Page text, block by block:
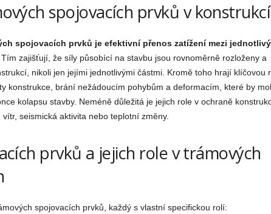
spojovacích prvků v
spojovacích prvků je efektivní přenos zatížení mezi
Tím zajišťují, že síly působící na stavbu jsou rovnoměrně rozloženy a
nikoli jen jejími jednotlivými částmi. Kromě toho hrají klíčovou
konstrukce, brání nežádoucím pohybům a deformacím, které by
kolapsu stavby. Neméně důležitá je jejich role v ochraně
seismická aktivita nebo teplotní změny.
prvků a jejich role v trámových
spojovacích prvků, každý s vlastní specifickou rolí: